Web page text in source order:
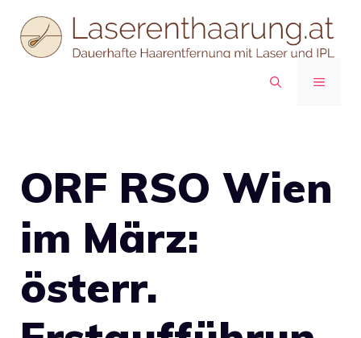
Inhalt
springen
MENÜ
ORF RSO Wien
im März:
österr.